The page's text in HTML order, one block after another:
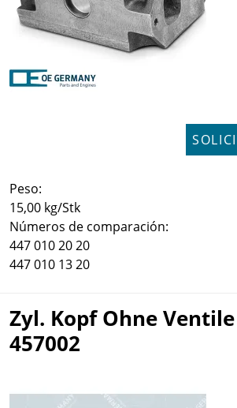
Peso:
15,00 kg/Stk
Números de comparación:
447 010 20 20
447 010 13 20
Zyl. Kopf Ohne Ventile
457002